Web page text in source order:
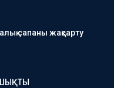
сапаны жақсарту